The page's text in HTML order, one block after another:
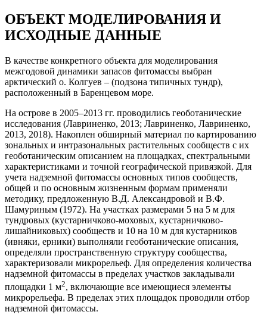
ОБЪЕКТ МОДЕЛИРОВАНИЯ И
ИСХОДНЫЕ ДАННЫЕ
В качестве конкретного объекта для моделирования
межгодовой динамики запасов фитомассы выбран
арктический о. Колгуев – (подзона типичных тундр),
расположенный в Баренцевом море.
На острове в 2005–2013 гг. проводились геоботанические
исследования (Лавриненко, 2013; Лавриненко, Лавриненко,
2013, 2018). Накоплен обширный материал по картированию
зональных и интразональных растительных сообществ с их
геоботаническим описанием на площадках, спектральными
характеристиками и точной географической привязкой. Для
учета надземной фитомассы основных типов сообществ,
общей и по основным жизненным формам применяли
методику, предложенную В.Д. Александровой и В.Ф.
Шамуриным (1972). На участках размерами 5 на 5 м для
тундровых (кустарничково-моховых, кустарничково-
лишайниковых) сообществ и 10 на 10 м для кустарников
(ивняки, ерники) выполняли геоботанические описания,
определяли пространственную структуру сообщества,
характеризовали микрорельеф. Для определения количества
надземной фитомассы в пределах участков закладывали
площадки 1 м2, включающие все имеющиеся элементы
микрорельефа. В пределах этих площадок проводили отбор
надземной фитомассы.